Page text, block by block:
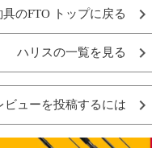
具のFTO トップに戻る
ハリスの一覧を見る
ビューを投稿するには